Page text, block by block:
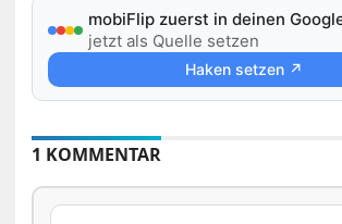
mobiFlip zuerst in deinen
jetzt als Quelle setzen
Haken setzen ↗
1 KOMMENTAR